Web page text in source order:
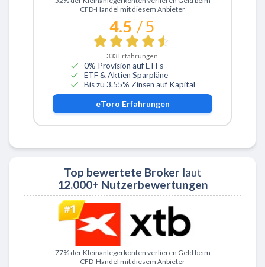
CFD-Handel mit diesem Anbieter
4.5 / 5
333 Erfahrungen
0% Provision auf ETFs
ETF & Aktien Sparpläne
Bis zu 3.55% Zinsen auf Kapital
eToro Erfahrungen
Top bewertete Brokerlaut
12.000+ Nutzerbewertungen
Zu XTB
77% der Kleinanlegerkonten verlieren Geld beim
CFD-Handel mit diesem Anbieter